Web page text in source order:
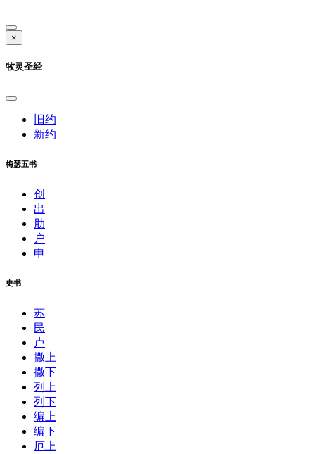
×
牧灵圣经
旧约
新约
梅瑟五书
创
出
肋
户
申
史书
苏
民
卢
撒上
撒下
列上
列下
编上
编下
厄上